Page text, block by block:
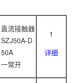
直流接触器
SZJ50A-D
50A
一常开
1
详细